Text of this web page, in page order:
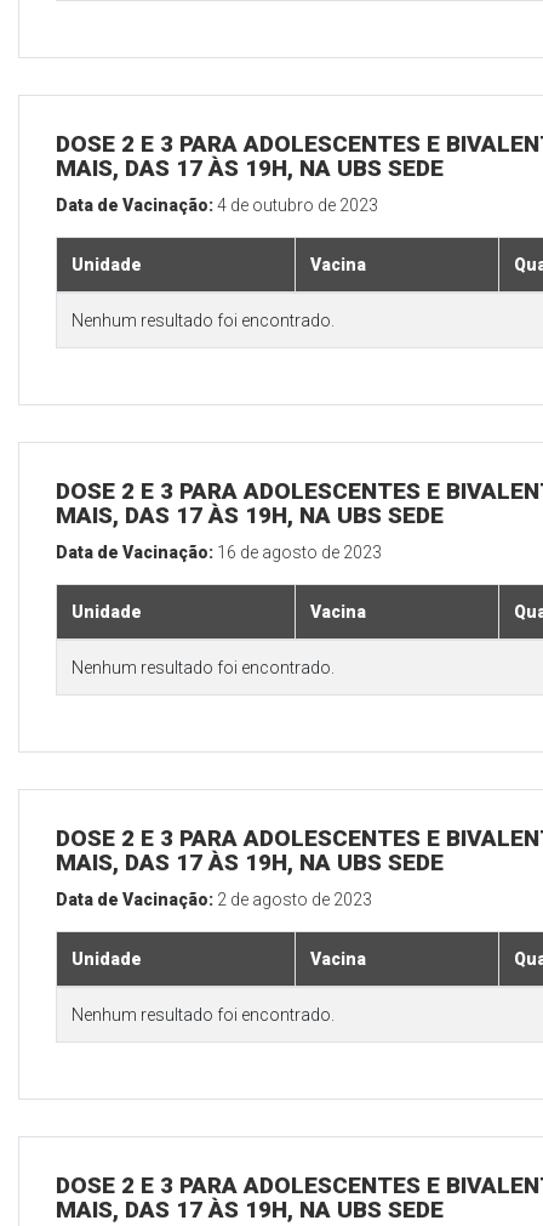
DOSE 2 E 3 PARA ADOLESCENTES E
MAIS, DAS 17 ÀS 19H, NA UBS SEDE
Data de Vacinação:4 de outubro de 2023
Unidade Vacina
Nenhum resultado foi encontrado.
DOSE 2 E 3 PARA ADOLESCENTES E
MAIS, DAS 17 ÀS 19H, NA UBS SEDE
Data de Vacinação: 16 de agosto de 2023
Unidade Vacina
Nenhum resultado foi encontrado.
DOSE 2 E 3 PARA ADOLESCENTES E
MAIS, DAS 17 ÀS 19H, NA UBS SEDE
Data de Vacinação: 2 de agosto de 2023
Unidade Vacina
Nenhum resultado foi encontrado.
DOSE 2 E 3 PARA ADOLESCENTES E
MAIS, DAS 17 ÀS 19H, NA UBS SEDE